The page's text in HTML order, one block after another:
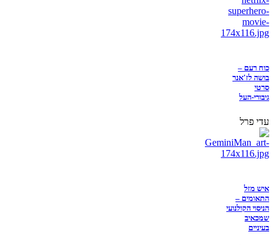
כוח רעם –
בושה לז'אנר
סרטי
גיבורי-העל
עדי פרל
איש מזל
התאומים –
הניסוי הקולנועי
שמכאיב
בעיניים